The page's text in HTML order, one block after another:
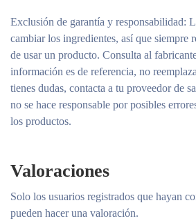
Exclusión de garantía y responsabilidad:
cambiar los ingredientes, así que siempre
de usar un producto. Consulta al
información es de referencia, no
tienes dudas, contacta a tu proveedor de
no se hace responsable por posibles
los productos.
Valoraciones
Solo los usuarios registrados que hayan
pueden hacer una valoración.